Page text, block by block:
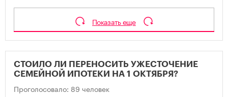
Показать еще
СТОИЛО ЛИ ПЕРЕНОСИТЬ УЖЕСТОЧЕНИЕ
СЕМЕЙНОЙ ИПОТЕКИ НА 1 ОКТЯБРЯ?
Проголосовало: 89 человек